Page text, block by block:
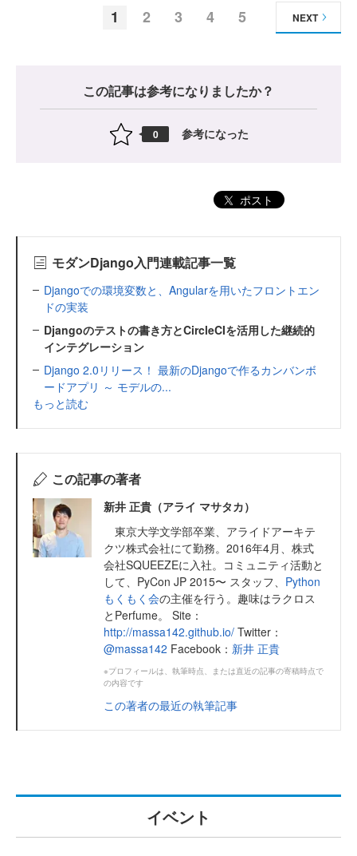
1 2 3 4 5 NEXT
この記事は参考になりましたか？
0 参考になった
ポスト
モダンDjango入門連載記事一覧
Djangoでの環境変数と、Angularを用いたフロントエン
ドの実装
Djangoのテストの書き方とCircleCIを活用した継続的
インテグレーション
Django 2.0リリース！ 最新のDjangoで作るカンバンボ
ードアプリ ～ モデルの...
もっと読む
この記事の著者
新井 正貴（アライ マサタカ）
東京大学文学部卒業、アライドアーキテ
クツ株式会社にて勤務。2016年4月、株式
会社SQUEEZEに入社。コミュニティ活動と
して、PyCon JP 2015〜 スタッフ、 Python
もくもく会の主催を行う。趣味はラクロス
とPerfume。 Site：
http://massa142.github.io/ Twitter：
@massa142 Facebook： 新井 正貴
※プロフィールは、執筆時点、または直近の記事の寄稿時点で
の内容です
この著者の最近の執筆記事
イベント